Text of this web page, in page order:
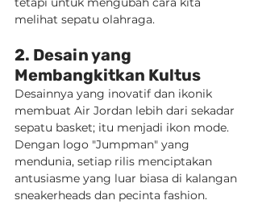
melihat sepatu olahraga.
2. Desain yang
Membangkitkan Kultus
Desainnya yang inovatif dan ikonik
membuat Air Jordan lebih dari sekadar
sepatu basket; itu menjadi ikon mode.
Dengan logo "Jumpman" yang
mendunia, setiap rilis menciptakan
antusiasme yang luar biasa di kalangan
sneakerheads dan pecinta fashion.